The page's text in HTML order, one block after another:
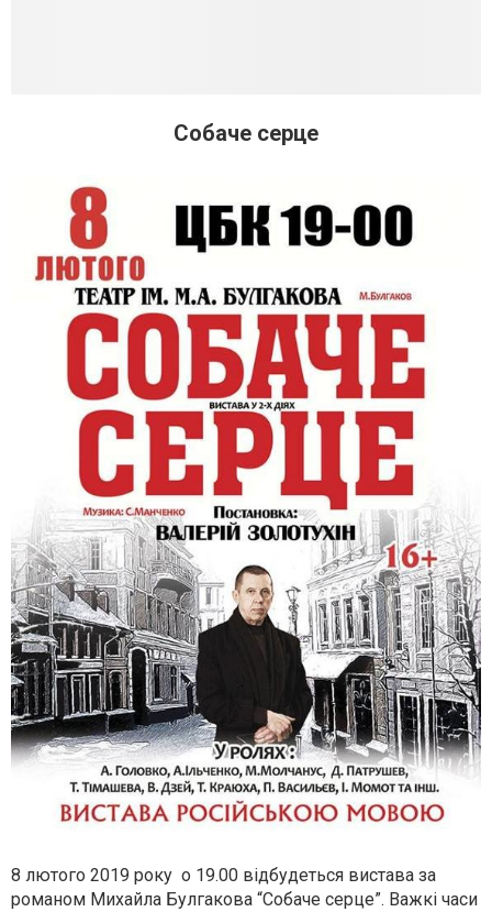
Собаче серце
8 лютого 2019 року о 19.00 відбудеться вистава за
романом Михайла Булгакова “Собаче серце”. Важкі часи